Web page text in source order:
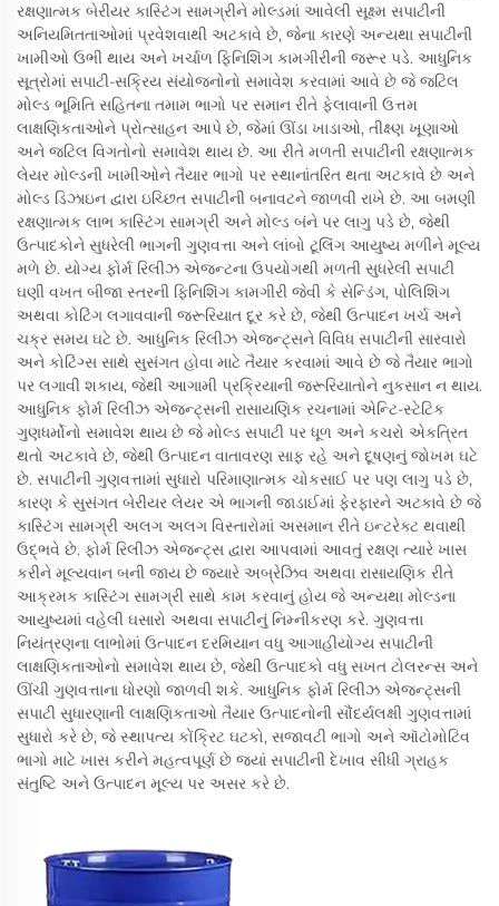
રક્ષણાત્મક બેરીયર કાસ્ટિંગ સામગ્રીને મોલ્ડમાં આવેલી સૂક્ષ્મ સપાટીની
અનિયમિતતાઓમાં પ્રવેશવાથી અટકાવે છે, જેના કારણે અન્યથા સપાટીની
ખામીઓ ઉભી થાય અને ખર્ચાળ ફિનિશિંગ કામગીરીની જરૂર પડે. આધુનિક
સૂત્રોમાં સપાટી-સક્રિય સંયોજનોનો સમાવેશ કરવામાં આવે છે જે જટિલ
મોલ્ડ ભૂમિતિ સહિતના તમામ ભાગો પર સમાન રીતે ફેલાવાની ઉત્તમ
લાક્ષણિકતાઓને પ્રોત્સાહન આપે છે, જેમાં ઊંડા ખાડાઓ, તીક્ષ્ણ ખૂણાઓ
અને જટિલ વિગતોનો સમાવેશ થાય છે. આ રીતે મળતી સપાટીની રક્ષણાત્મક
લેયર મોલ્ડની ખામીઓને તૈયાર ભાગો પર સ્થાનાંતરિત થતા અટકાવે છે અને
મોલ્ડ ડિઝાઇન દ્વારા ઇચ્છિત સપાટીની બનાવટને જાળવી રાખે છે. આ બમણી
રક્ષણાત્મક લાભ કાસ્ટિંગ સામગ્રી અને મોલ્ડ બંને પર લાગુ પડે છે, જેથી
ઉત્પાદકોને સુધરેલી ભાગની ગુણવત્તા અને લાંબો ટૂલિંગ આયુષ્ય મળીને મૂલ્ય
મળે છે. યોગ્ય ફોર્મ રિલીઝ એજન્ટના ઉપયોગથી મળતી સુધરેલી સપાટી
ઘણી વખત બીજા સ્તરની ફિનિશિંગ કામગીરી જેવી કે સેન્ડિંગ, પોલિશિંગ
અથવા કોટિંગ લગાવવાની જરૂરિયાત દૂર કરે છે, જેથી ઉત્પાદન ખર્ચ અને
ચક્ર સમય ઘટે છે. આધુનિક રિલીઝ એજન્ટ્સને વિવિધ સપાટીની સારવારો
અને કોટિંગ્સ સાથે સુસંગત હોવા માટે તૈયાર કરવામાં આવે છે જે તૈયાર ભાગો
પર લગાવી શકાય, જેથી આગામી પ્રક્રિયાની જરૂરિયાતોને નુકસાન ન થાય.
આધુનિક ફોર્મ રિલીઝ એજન્ટ્સની રાસાયણિક રચનામાં એન્ટિ-સ્ટેટિક
ગુણધર્મોનો સમાવેશ થાય છે જે મોલ્ડ સપાટી પર ધૂળ અને કચરો એકત્રિત
થતો અટકાવે છે, જેથી ઉત્પાદન વાતાવરણ સાફ રહે અને દૂષણનું જોખમ ઘટે
છે. સપાટીની ગુણવત્તામાં સુધારો પરિમાણાત્મક ચોકસાઈ પર પણ લાગુ પડે છે,
કારણ કે સુસંગત બેરીયર લેયર એ ભાગની જાડાઈમાં ફેરફારને અટકાવે છે જે
કાસ્ટિંગ સામગ્રી અલગ અલગ વિસ્તારોમાં અસમાન રીતે ઇન્ટરેક્ટ થવાથી
ઉદ્ભવે છે. ફોર્મ રિલીઝ એજન્ટ્સ દ્વારા આપવામાં આવતું રક્ષણ ત્યારે ખાસ
કરીને મૂલ્યવાન બની જાય છે જ્યારે અબ્રેઝિવ અથવા રાસાયણિક રીતે
આક્રમક કાસ્ટિંગ સામગ્રી સાથે કામ કરવાનું હોય જે અન્યથા મોલ્ડના
આયુષ્યમાં વહેલી ઘસારો અથવા સપાટીનું નિમ્નીકરણ કરે. ગુણવત્તા
નિયંત્રણના લાભોમાં ઉત્પાદન દરમિયાન વધુ આગાહીયોગ્ય સપાટીની
લાક્ષણિકતાઓનો સમાવેશ થાય છે, જેથી ઉત્પાદકો વધુ સખત ટોલરન્સ અને
ઊંચી ગુણવત્તાના ધોરણો જાળવી શકે. આધુનિક ફોર્મ રિલીઝ એજન્ટ્સની
સપાટી સુધારણાની લાક્ષણિકતાઓ તૈયાર ઉત્પાદનોની સૌંદર્યલક્ષી ગુણવત્તામાં
સુધારો કરે છે, જે સ્થાપત્ય કોંક્રિટ ઘટકો, સજાવટી ભાગો અને ઑટોમોટિવ
ભાગો માટે ખાસ કરીને મહત્વપૂર્ણ છે જ્યાં સપાટીની દેખાવ સીધી ગ્રાહક
સંતુષ્ટિ અને ઉત્પાદન મૂલ્ય પર અસર કરે છે.